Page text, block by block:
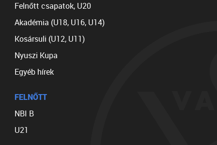
Felnőtt csapatok, U20
Akadémia (U18, U16, U14)
Kosársuli (U12, U11)
Nyuszi Kupa
Egyéb hírek
FELNŐTT
NBI B
U21